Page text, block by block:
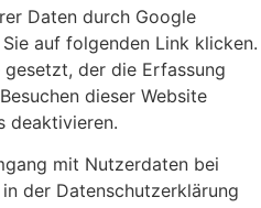
Daten durch Google
auf folgenden Link klicken.
der die Erfassung
dieser Website
deaktivieren.
mit Nutzerdaten bei
der Datenschutzerklärung